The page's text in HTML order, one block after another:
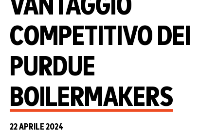
VANTAGGIO
COMPETITIVO DEI
PURDUE
BOILERMAKERS
22 APRILE 2024